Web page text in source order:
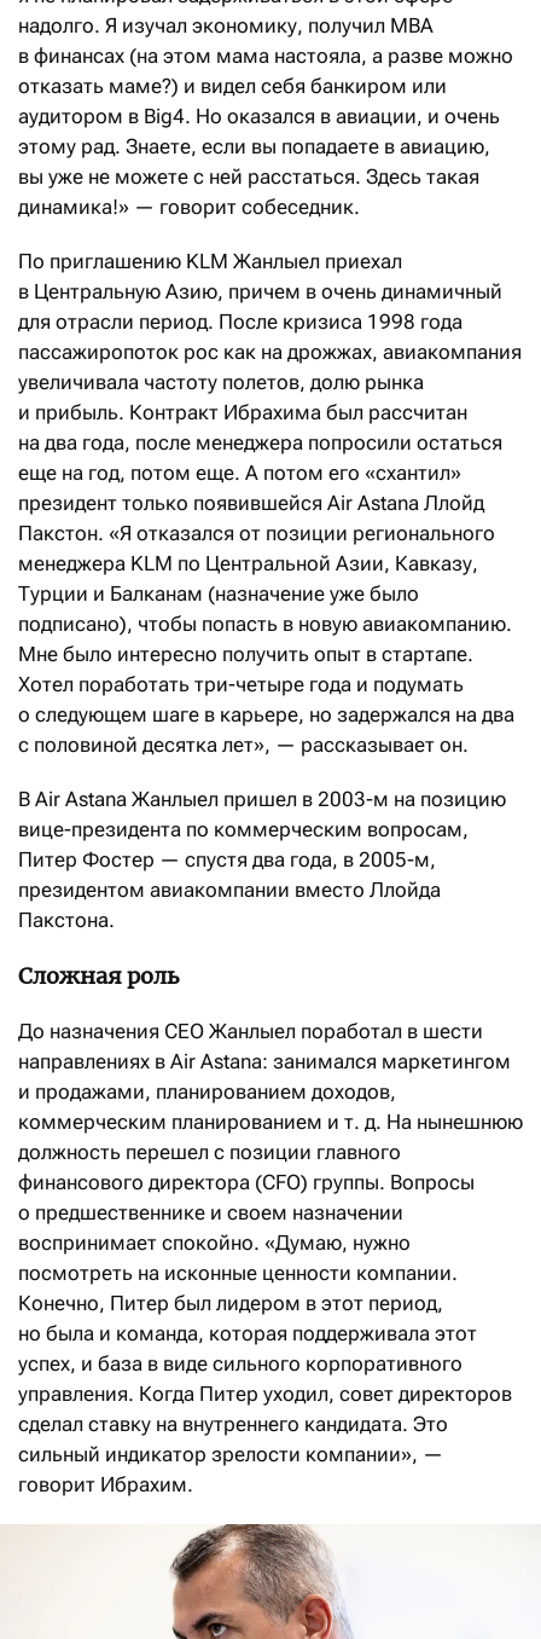
надолго. Я изучал экономику, получил MBA
в финансах (на этом мама настояла, а разве можно
отказать маме?) и видел себя банкиром или
аудитором в Big4. Но оказался в авиации, и очень
этому рад. Знаете, если вы попадаете в авиацию,
вы уже не можете с ней расстаться. Здесь такая
динамика!» — говорит собеседник.
По приглашению KLM Жанлыел приехал
в Центральную Азию, причем в очень динамичный
для отрасли период. После кризиса 1998 года
пассажиропоток рос как на дрожжах, авиа­компания
увеличивала частоту полетов, долю рынка
и прибыль. Контракт Ибрахима был рассчитан
на два года, после менеджера попросили остаться
еще на год, потом еще. А потом его «схантил»
президент только появившейся Air Astana Ллойд
Пакстон. «Я отказался от позиции регионального
менеджера KLM по Центральной Азии, Кавказу,
Турции и Балканам (назначение уже было
подписано), чтобы попасть в новую авиакомпанию.
Мне было интересно получить опыт в стартапе.
Хотел поработать три-четыре года и подумать
о следующем шаге в карьере, но задержался на два
с половиной десятка лет», — рассказывает он.
В Air Astana Жанлыел пришел в 2003-м на позицию
вице-президента по коммерческим вопросам,
Питер Фостер — спустя два года, в 2005-м,
президентом авиакомпании вместо Ллойда
Пакстона.
Сложная роль
До назначения CEO Жанлыел поработал в шести
направлениях в Air Astana: занимался маркетингом
и продажами, планированием доходов,
коммерческим планированием и т. д. На нынешнюю
должность перешел с позиции главного
финансового директора (CFO) группы. Вопросы
о предшественнике и своем назначении
воспринимает спокойно. «Думаю, нужно
посмотреть на исконные ценности компании.
Конечно, Питер был лидером в этот период,
но была и команда, которая поддерживала этот
успех, и база в виде сильного корпоративного
управления. Когда Питер уходил, совет директоров
сделал ставку на внутреннего кандидата. Это
сильный индикатор зрелости компании», —
говорит Ибрахим.